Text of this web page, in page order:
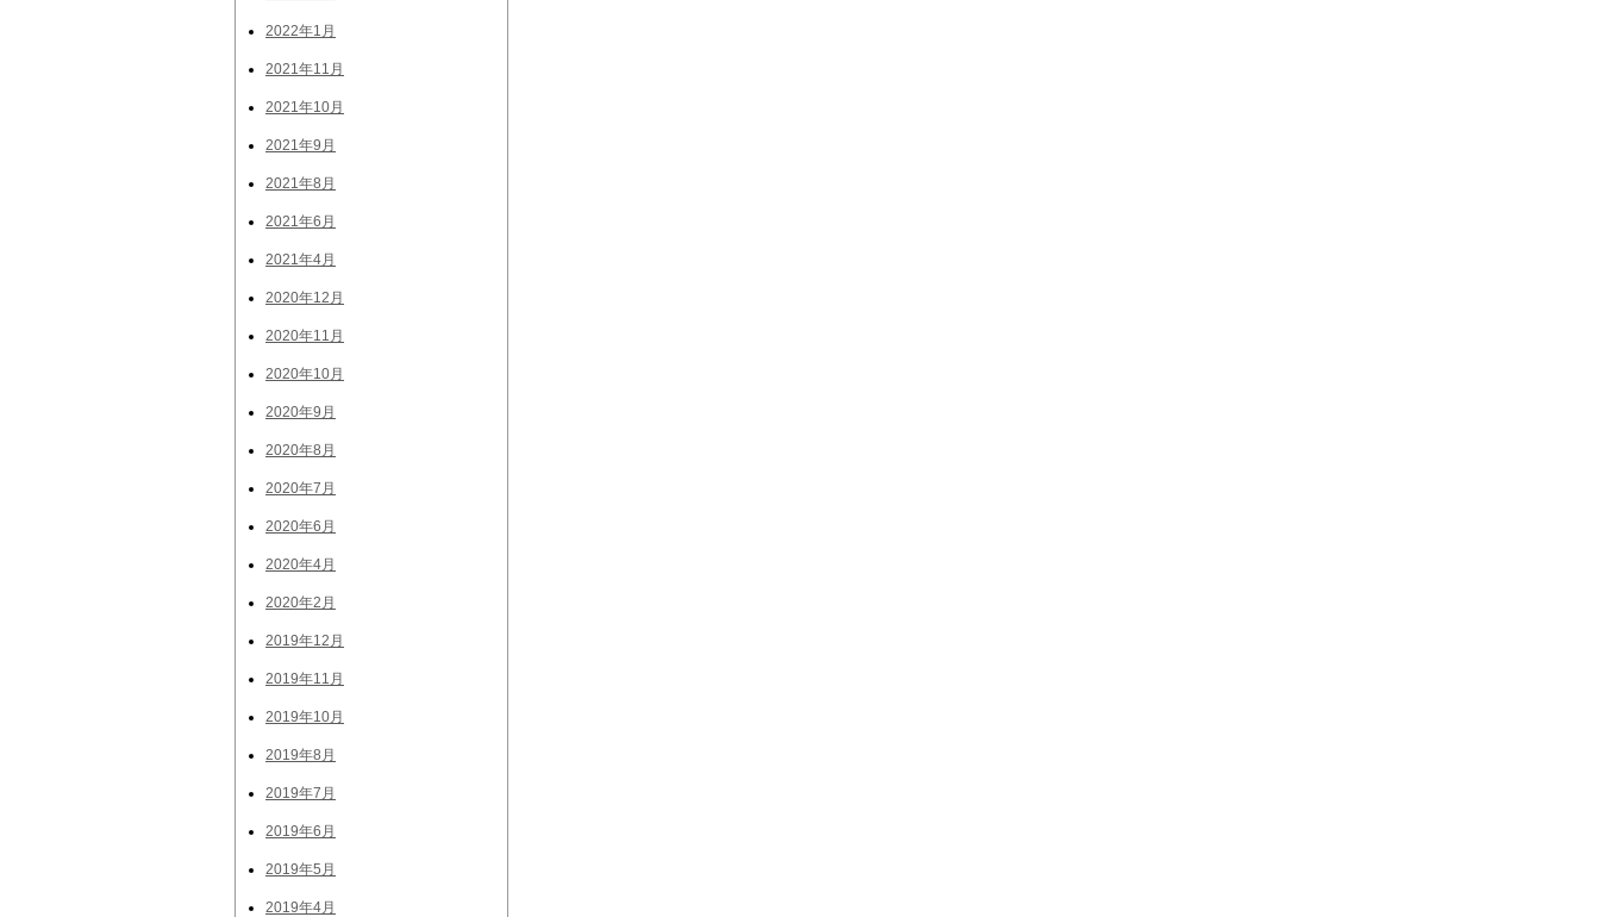
2022年1月
2021年11月
2021年10月
2021年9月
2021年8月
2021年6月
2021年4月
2020年12月
2020年11月
2020年10月
2020年9月
2020年8月
2020年7月
2020年6月
2020年4月
2020年2月
2019年12月
2019年11月
2019年10月
2019年8月
2019年7月
2019年6月
2019年5月
2019年4月